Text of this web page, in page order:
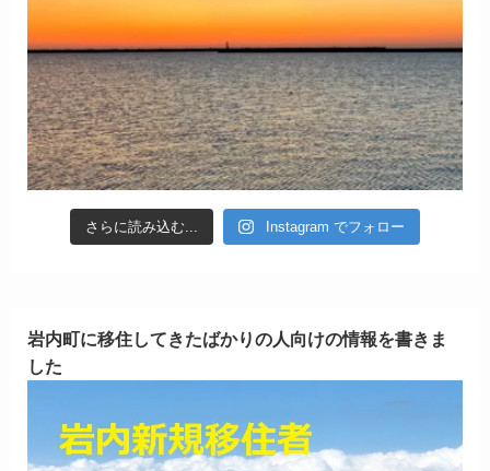
さらに読み込む... Instagram でフォロー
岩内町に移住してきたばかりの人向けの情報を書きま
した